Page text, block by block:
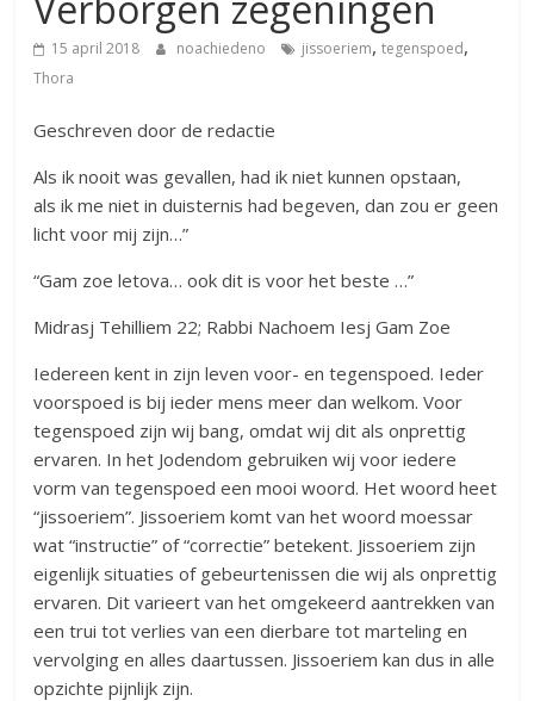
15 april 2018 noachiedeno jissoeriem,tegenspoed,
Thora
Geschreven door de redactie
Als ik nooit was gevallen, had ik niet kunnen opstaan,
als ik me niet in duisternis had begeven, dan zou er geen
licht voor mij zijn…”
“Gam zoe letova… ook dit is voor het beste …”
Midrasj Tehilliem 22; Rabbi Nachoem Iesj Gam Zoe
Iedereen kent in zijn leven voor- en tegenspoed. Ieder
voorspoed is bij ieder mens meer dan welkom. Voor
tegenspoed zijn wij bang, omdat wij dit als onprettig
ervaren. In het Jodendom gebruiken wij voor iedere
vorm van tegenspoed een mooi woord. Het woord heet
“jissoeriem”. Jissoeriem komt van het woord moessar
wat “instructie” of “correctie” betekent. Jissoeriem zijn
eigenlijk situaties of gebeurtenissen die wij als onprettig
ervaren. Dit varieert van het omgekeerd aantrekken van
een trui tot verlies van een dierbare tot marteling en
vervolging en alles daartussen. Jissoeriem kan dus in alle
opzichte pijnlijk zijn.